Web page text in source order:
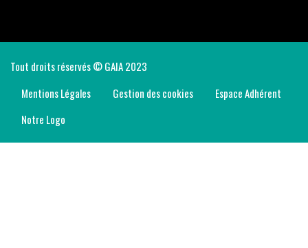
Tout droits réservés © GAIA 2023
Mentions Légales
Gestion des cookies
Espace Adhérent
Notre Logo